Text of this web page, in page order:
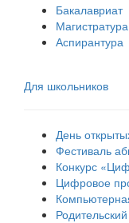
Бакалавриат
Магистратура
Аспирантура
Для школьников
День
Фестиваль
Конкурс
Цифровое